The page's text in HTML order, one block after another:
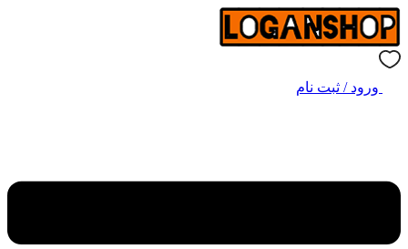
ورود / ثبت نام